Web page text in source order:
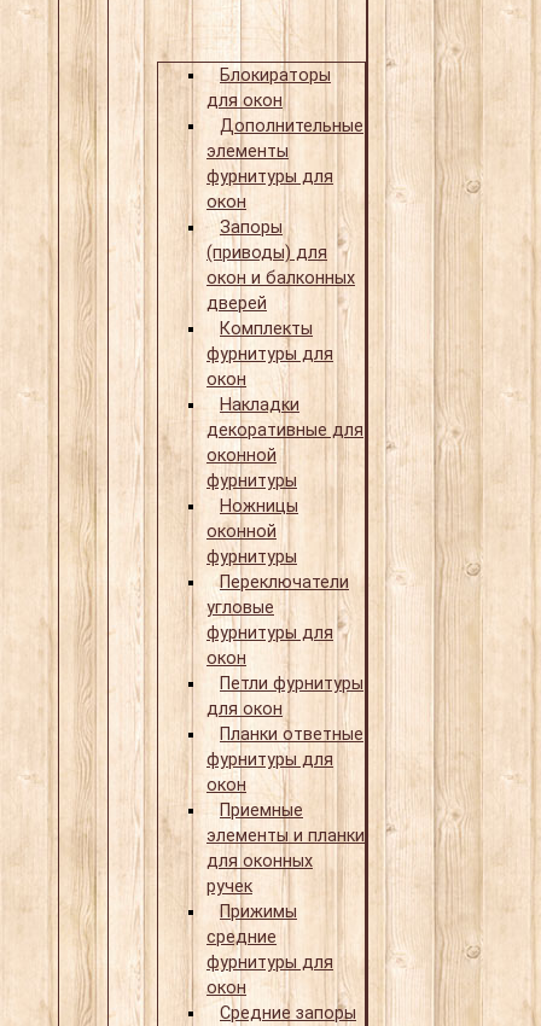
Блокираторы
для окон
Дополнительные
элементы
фурнитуры для
окон
Запоры
(приводы) для
окон и балконных
дверей
Комплекты
фурнитуры для
окон
Накладки
декоративные для
оконной
фурнитуры
Ножницы
оконной
фурнитуры
Переключатели
угловые
фурнитуры для
окон
Петли фурнитуры
для окон
Планки ответные
фурнитуры для
окон
Приемные
элементы и планки
для оконных
ручек
Прижимы
средние
фурнитуры для
окон
Средние запоры